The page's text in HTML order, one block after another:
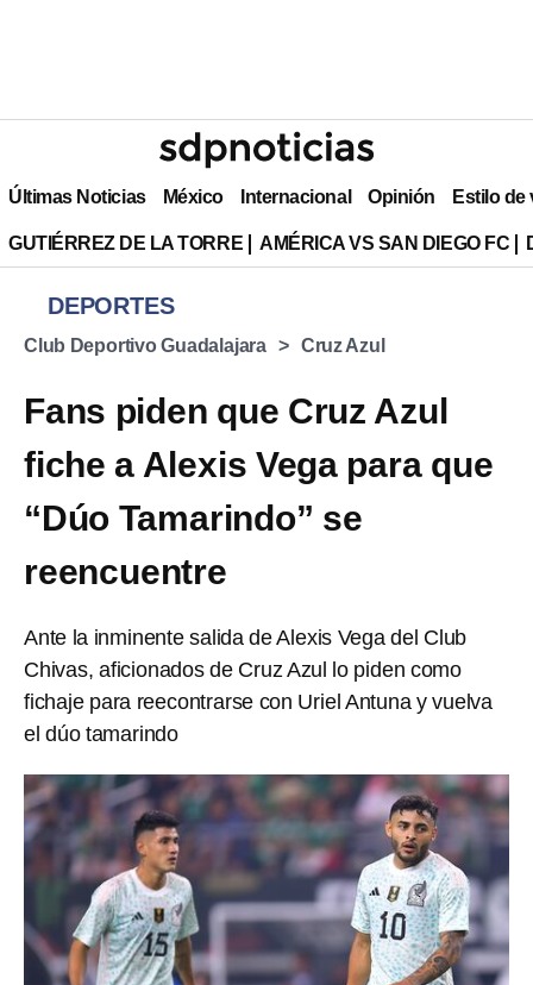
Últimas Noticias México Internacional Opinión Estilo de
GUTIÉRREZ DE LA TORRE AMÉRICA VS SAN DIEGO FC
DEPORTES
Club Deportivo Guadalajara Cruz Azul
Fans piden que Cruz Azul
fiche a Alexis Vega para que
“Dúo Tamarindo” se
reencuentre
Ante la inminente salida de Alexis Vega del Club
Chivas, aficionados de Cruz Azul lo piden como
fichaje para reecontrarse con Uriel Antuna y vuelva
el dúo tamarindo